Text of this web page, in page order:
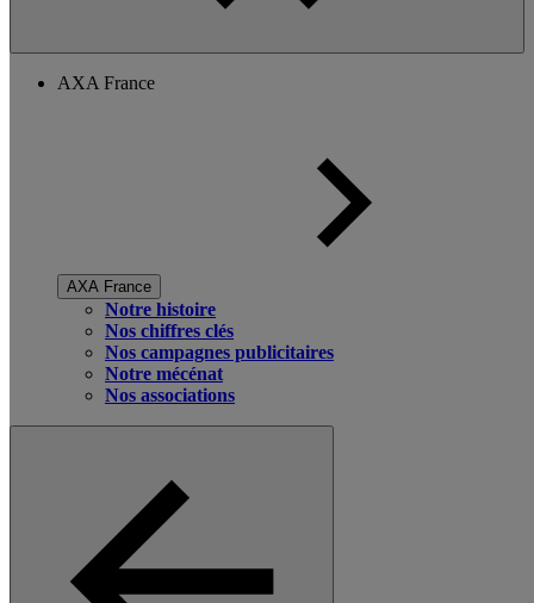
AXA France
AXA France
Notre histoire
Nos chiffres clés
Nos campagnes publicitaires
Notre mécénat
Nos associations